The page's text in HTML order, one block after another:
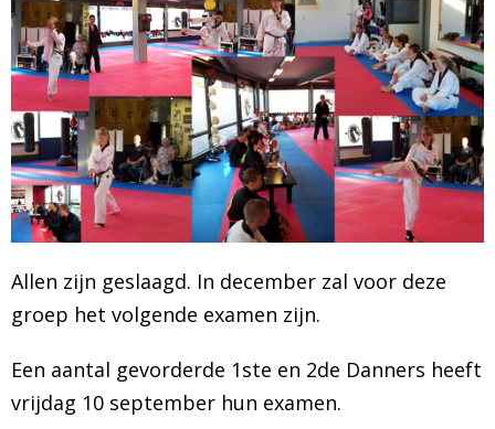
Allen zijn geslaagd. In december zal voor deze
groep het volgende examen zijn.
Een aantal gevorderde 1ste en 2de Danners heeft
vrijdag 10 september hun examen.